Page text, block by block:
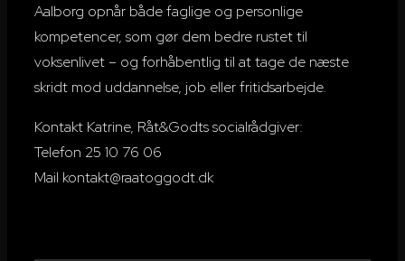
Aalborg opnår både faglige og personlige
kompetencer, som gør dem bedre rustet til
voksenlivet – og forhåbentlig til at tage de næste
skridt mod uddannelse, job eller fritidsarbejde.
Kontakt Katrine, Råt&Godts socialrådgiver:
Telefon 25 10 76 06
Mail kontakt@raatoggodt.dk